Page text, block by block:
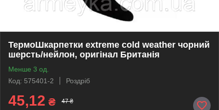
ТермоШкарпетки extreme cold weather чорний
шерсть/нейлон, оригінал Британія
Менше 3 од.
Код: 575401-2
Роздріб
45,12 ₴ 47 ₴